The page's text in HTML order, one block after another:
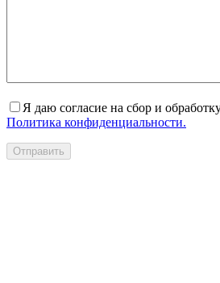
Я даю согласие на сбор и
Политика конфиденциальности.
Отправить